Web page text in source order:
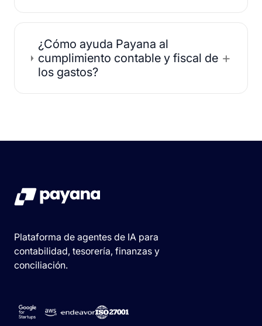
¿Cómo ayuda Payana al
cumplimiento contable y fiscal de
los gastos?
+
Plataforma de agentes de IA para
contabilidad, tesorería, finanzas y
conciliación.